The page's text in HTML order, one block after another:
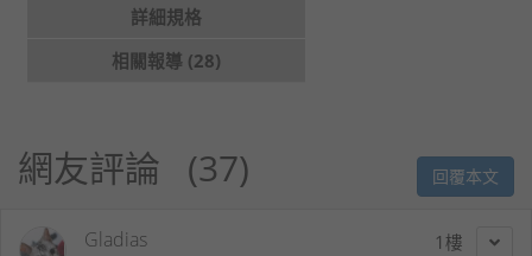
詳細規格
相關報導 (28)
網友評論 37 回覆本文
1
Gladias